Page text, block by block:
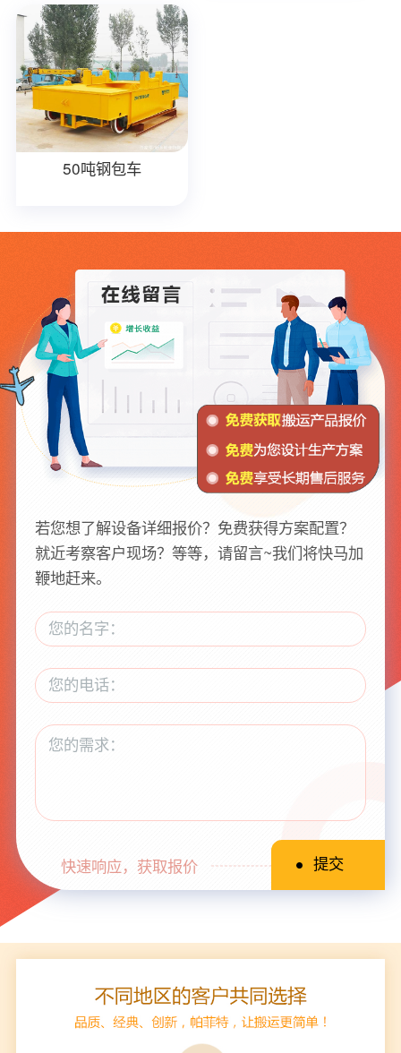
50吨钢包车
若您想了解设备详细报价？免费获得方案配置？
就近考察客户现场？等等，请留言~我们将快马加
鞭地赶来。
快速响应，获取报价